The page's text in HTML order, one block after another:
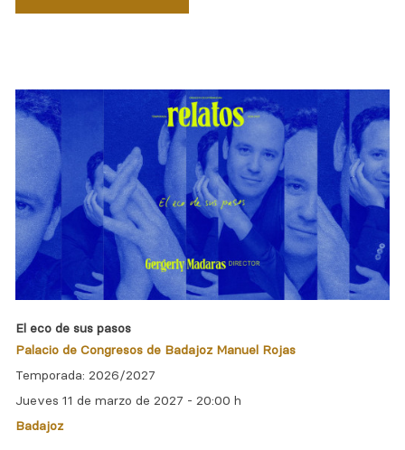
El eco de sus pasos
Palacio de Congresos de Badajoz Manuel Rojas
Temporada: 2026/2027
Jueves 11 de marzo de 2027 -20:00 h
Badajoz